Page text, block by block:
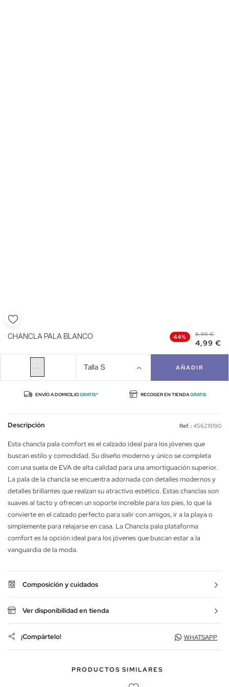
CHANCLA PALA BLANCO 44% 8,99 €
4,99 €
Talla S AÑADIR
ENVÍO A DOMICILIOGRATIS* RECOGER EN TIENDAGRATIS
Descripción Ref. : 456219190
Esta chancla pala comfort es el calzado ideal para los jóvenes que
buscan estilo y comodidad. Su diseño moderno y único se completa
con una suela de EVA de alta calidad para una amortiguación superior.
La pala de la chancla se encuentra adornada con detalles modernos y
detalles brillantes que realzan su atractivo estético. Estas chanclas son
suaves al tacto y ofrecen un soporte increíble para los pies, lo que la
convierte en el calzado perfecto para salir con amigos, ir a la playa o
simplemente para relajarse en casa. La Chancla pala plataforma
comfort es la opción ideal para los jóvenes que buscan estar a la
vanguardia de la moda.
Composición y cuidados
Ver disponibilidad en tienda
¡Compártelo! WHATSAPP
PRODUCTOS SIMILARES